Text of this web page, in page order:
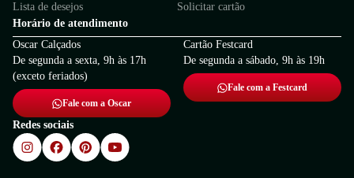
Lista de desejos
Solicitar cartão
Horário de atendimento
Oscar Calçados
De segunda a sexta, 9h às 17h
(exceto feriados)
Fale com a Oscar
Cartão Festcard
De segunda a sábado, 9h às 19h
Fale com a Festcard
Redes sociais